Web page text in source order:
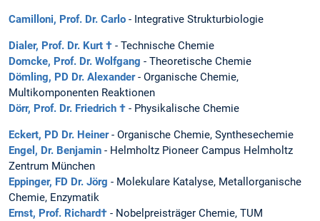
Camilloni, Prof. Dr. Carlo - Integrative Strukturbiologie
Dialer, Prof. Dr. Kurt † - Technische Chemie
Domcke, Prof. Dr. Wolfgang - Theoretische Chemie
Dömling, PD Dr. Alexander- Organische Chemie,
Multikomponenten Reaktionen
Dörr, Prof. Dr. Friedrich † - Physikalische Chemie
Eckert, PD Dr. Heiner- Organische Chemie, Synthesechemie
Engel, Dr. Benjamin - Helmholtz Pioneer Campus Helmholtz
Zentrum München
Eppinger, FD Dr. Jörg - Molekulare Katalyse, Metallorganische
Chemie, Enzymatik
Ernst, Prof. Richard† - Nobelpreisträger Chemie, TUM